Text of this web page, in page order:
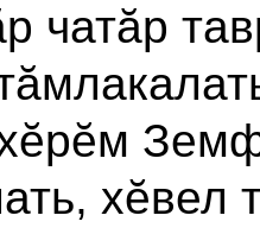
чатăр
хĕвел